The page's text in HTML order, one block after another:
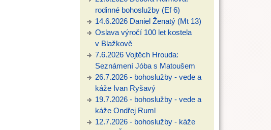
rodinné bohoslužby (Ef 6)
14.6.2026 Daniel Ženatý (Mt 13)
Oslava výročí 100 let kostela
v Blažkově
7.6.2026 Vojtěch Hrouda:
Seznámení Jóba s Matoušem
26.7.2026 - bohoslužby - vede a
káže Ivan Ryšavý
19.7.2026 - bohoslužby - vede a
káže Ondřej Ruml
12.7.2026 - bohoslužby - káže